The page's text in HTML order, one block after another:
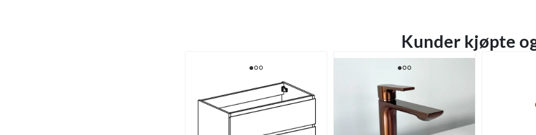
Kunder kjøpte